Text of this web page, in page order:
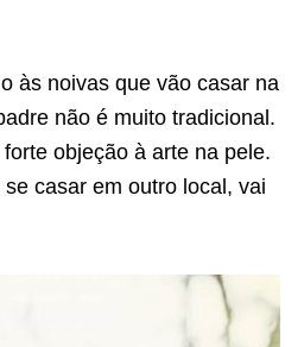
às noivas que vão casar na
não é muito tradicional.
objeção à arte na pele.
casar em outro local, vai